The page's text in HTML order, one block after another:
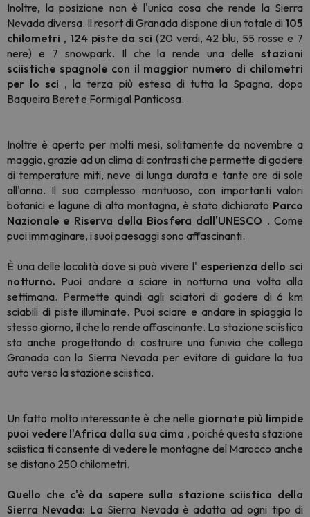
Inoltre, la posizione non è l'unica cosa che rende la Sierra
Nevada diversa. Il resort di Granada dispone di un totale di 105
chilometri , 124 piste da sci (20 verdi, 42 blu, 55 rosse e 7
nere) e 7 snowpark. Il che la rende una delle stazioni
sciistiche spagnole con il maggior numero di chilometri
per lo sci , la terza più estesa di tutta la Spagna, dopo
Baqueira Beret e Formigal Panticosa.
Inoltre è aperto per molti mesi, solitamente da novembre a
maggio, grazie ad un clima di contrasti che permette di godere
di temperature miti, neve di lunga durata e tante ore di sole
all'anno. Il suo complesso montuoso, con importanti valori
botanici e lagune di alta montagna, è stato dichiarato Parco
Nazionale e Riserva della Biosfera dall'UNESCO . Come
puoi immaginare, i suoi paesaggi sono affascinanti.
È una delle località dove si può vivere l' esperienza dello sci
notturno. Puoi andare a sciare in notturna una volta alla
settimana. Permette quindi agli sciatori di godere di 6 km
sciabili di piste illuminate. Puoi sciare e andare in spiaggia lo
stesso giorno, il che lo rende affascinante. La stazione sciistica
sta anche progettando di costruire una funivia che collega
Granada con la Sierra Nevada per evitare di guidare la tua
auto verso la stazione sciistica.
Un fatto molto interessante è che nelle giornate più limpide
puoi vedere l'Africa dalla sua cima , poiché questa stazione
sciistica ti consente di vedere le montagne del Marocco anche
se distano 250 chilometri.
Quello che c'è da sapere sulla stazione sciistica della
Sierra Nevada: La Sierra Nevada è adatta ad ogni tipo di